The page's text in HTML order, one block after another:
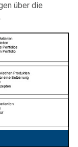
über die